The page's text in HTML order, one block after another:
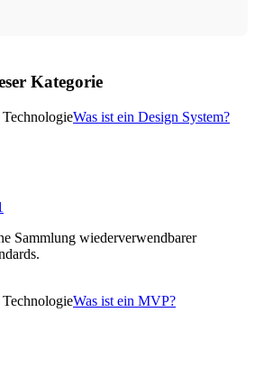
Kategorie
Was ist ein Design System?
Sammlung wiederverwendbarer
Was ist ein MVP?